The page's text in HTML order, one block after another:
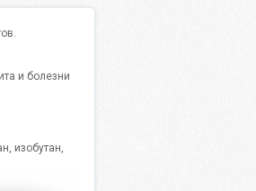
и болезни
изобутан,